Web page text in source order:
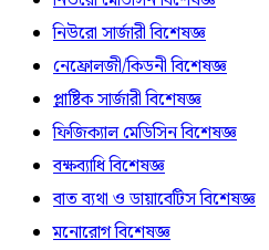
নিউরো সার্জারী বিশেষজ্ঞ
নেফ্রোলজী/কিডনী বিশেষজ্ঞ
প্লাষ্টিক সার্জারী বিশেষজ্ঞ
ফিজিক্যাল মেডিসিন বিশেষজ্ঞ
বক্ষব্যাধি বিশেষজ্ঞ
বাত ব্যথা ও ডায়াবেটিস বিশেষজ্ঞ
মনোরোগ বিশেষজ্ঞ